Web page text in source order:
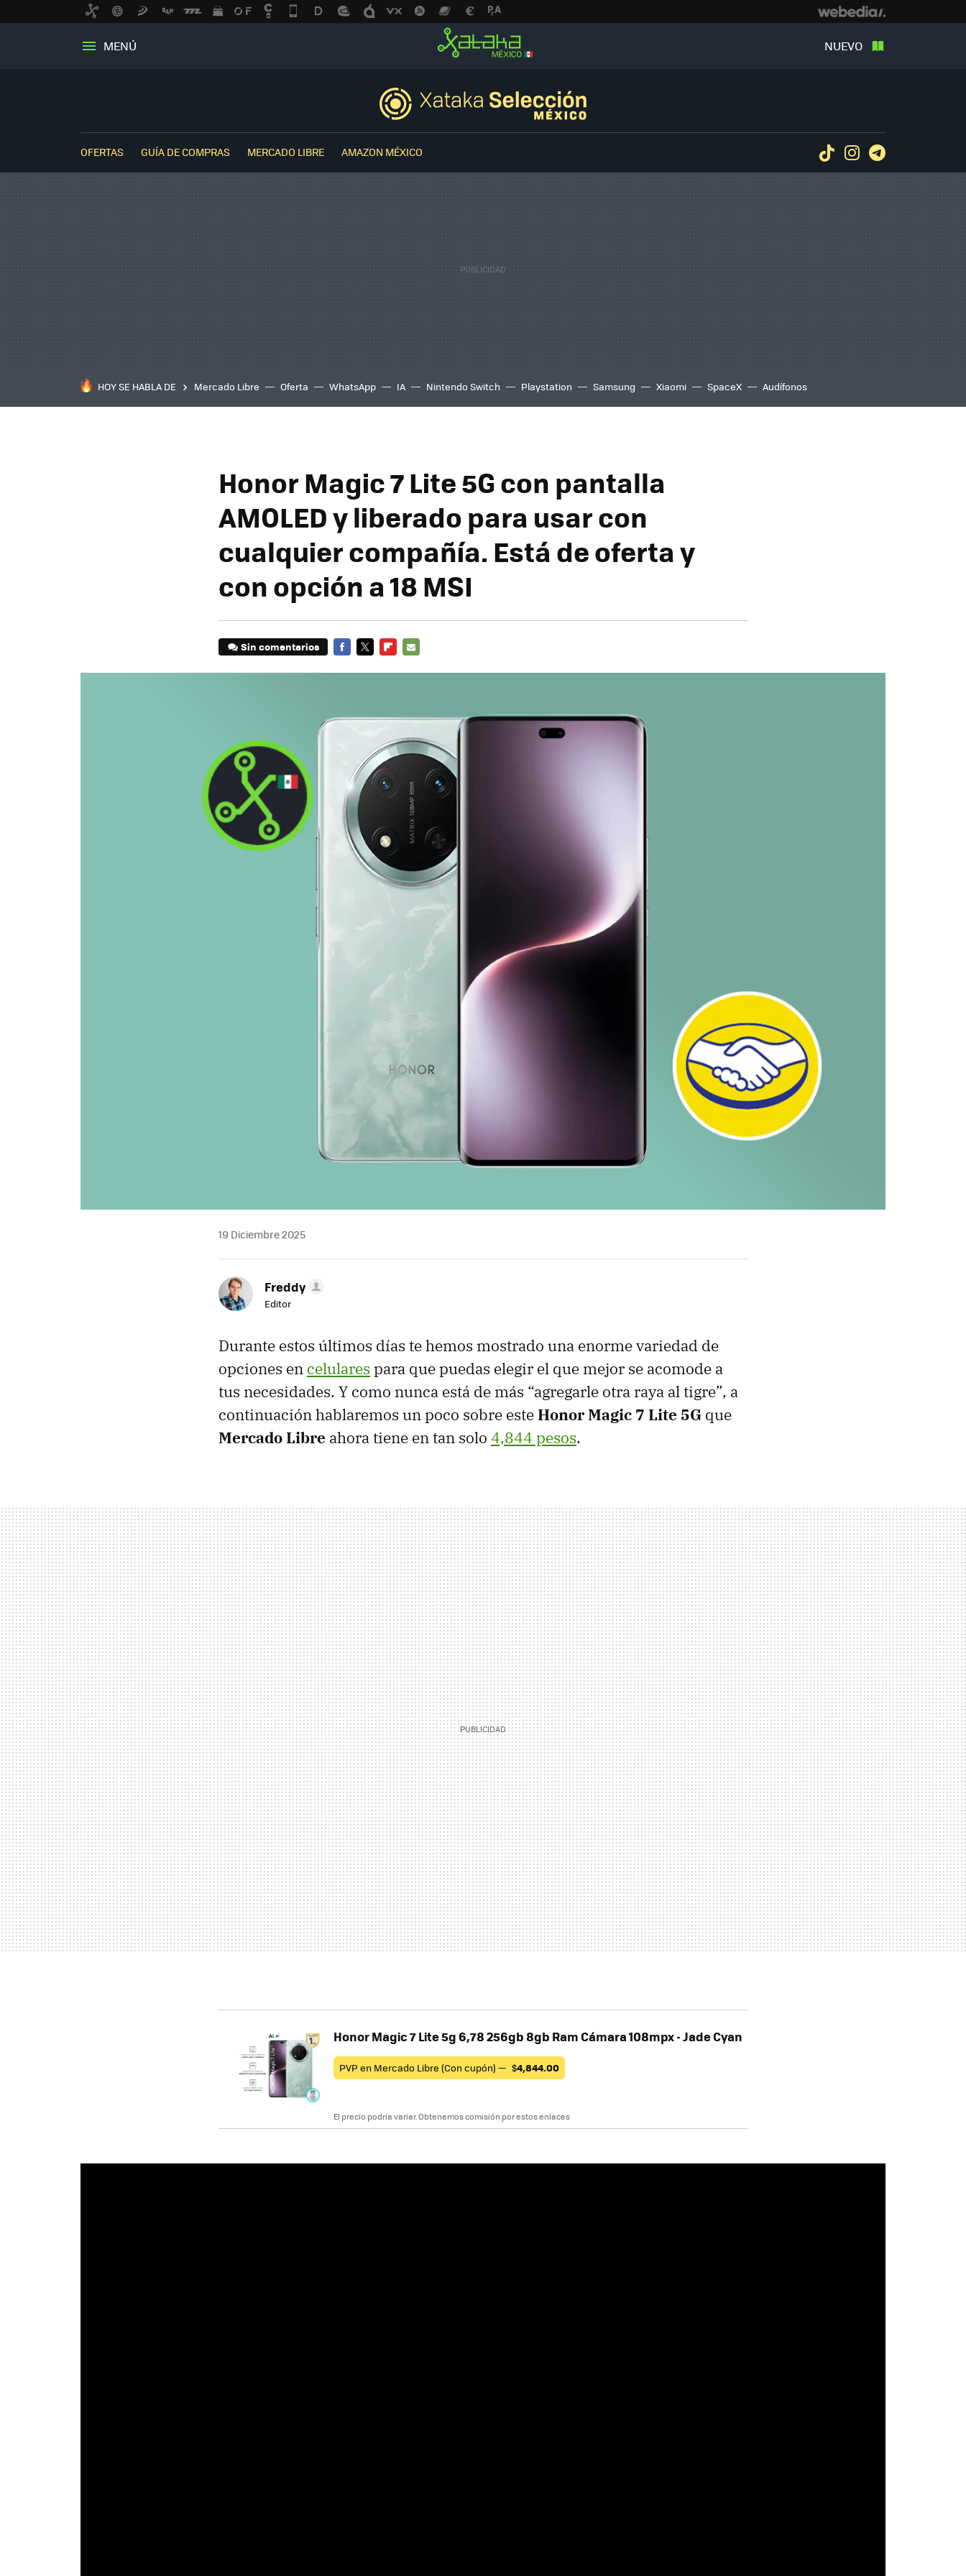
MENÚ NUEVO
OFERTAS GUÍA DE COMPRAS MERCADO LIBRE AMAZON MÉXICO TiktokInstagram
HOY SE HABLA DE Mercado Libre Oferta WhatsApp IA Nintendo Switch Playstation Samsung Xiaomi SpaceX Audífonos
Honor Magic 7 Lite 5G con pantalla
AMOLED y liberado para usar con
cualquier compañía. Está de oferta y
con opción a 18 MSI
Sin comentarios
19 Diciembre 2025
Freddy
Editor
Durante estos últimos días te hemos mostrado una enorme variedad de
opciones en celulares para que puedas elegir el que mejor se acomode a
tus necesidades. Y como nunca está de más “agregarle otra raya al tigre”, a
continuación hablaremos un poco sobre esteHonor Magic 7 Lite 5G que
Mercado Libre ahora tiene en tan solo 4,844 pesos.
Honor Magic 7 Lite 5g 6,78 256gb 8gb Ram Cámara 108mpx - Jade Cyan
PVP en Mercado Libre (Con cupón) — $4,844.00
El precio podría variar. Obtenemos comisión por estos enlaces